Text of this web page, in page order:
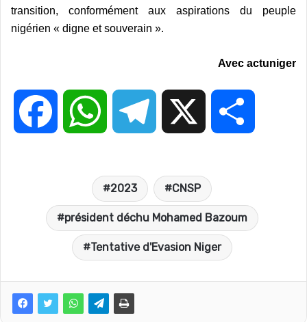
transition, conformément aux aspirations du peuple
nigérien « digne et souverain ».
Avec actuniger
a
t
l
e
2023 CNSP
président déchu Mohamed Bazoum
Tentative d'Evasion Niger